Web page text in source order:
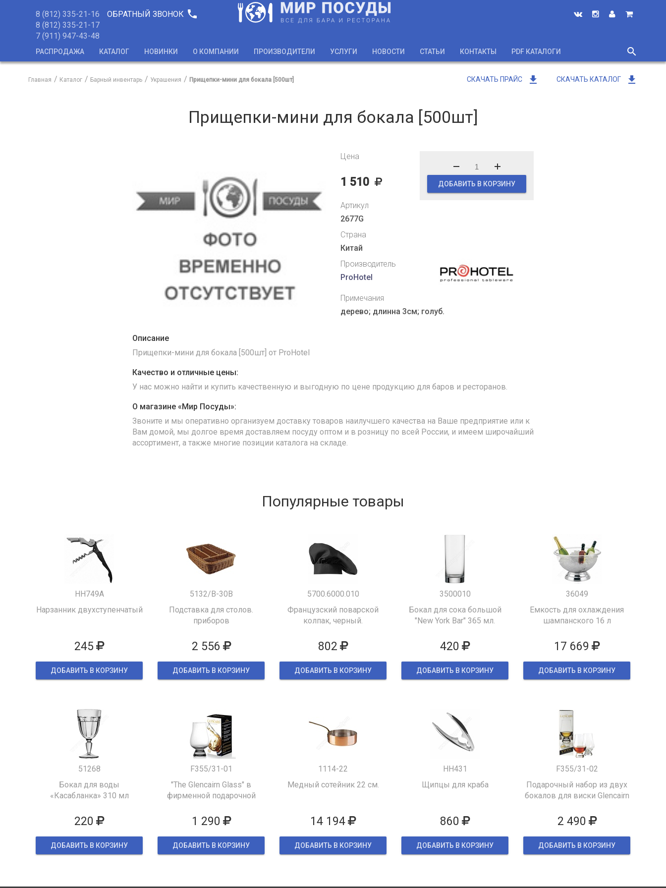
8 (812) 335-21-16
8 (812) 335-21-17
7 (911) 947-43-48
ОБРАТНЫЙ ЗВОНОК phone
РАСПРОДАЖА КАТАЛОГ НОВИНКИ О КОМПАНИИ ПРОИЗВОДИТЕЛИ УСЛУГИ НОВОСТИ СТАТЬИ КОНТАКТЫ PDF КАТАЛОГИ
search
close
СКАЧАТЬ ПРАЙС get_app СКАЧАТЬ КАТАЛОГ get_app
Главная Каталог Барный инвентарь Украшения Прищепки-мини для бокала [500шт]
Прищепки-мини для бокала [500шт]
Цена
1 510 ДОБАВИТЬ В КОРЗИНУ
Артикул
2677G
Страна
Китай
Производитель
ProHotel
Примечания
дерево; длинна 3см; голуб.
Описание
Прищепки-мини для бокала [500шт] от ProHotel
Качество и отличные цены:
У нас можно найти и купить качественную и выгодную по цене продукцию для баров и ресторанов.
О магазине «Мир Посуды»:
Звоните и мы оперативно организуем доставку товаров наилучшего качества на Ваше предприятие или к
Вам домой, мы долгое время доставляем посуду оптом и в розницу по всей России, и имеем широчайший
ассортимент, а также многие позиции каталога на складе.
Популярные товары
HH749A
Нарзанник двухступенчатый
245
ДОБАВИТЬ В КОРЗИНУ
5132/B-30B
Подставка для столов.
приборов
2 556
ДОБАВИТЬ В КОРЗИНУ
5700.6000.010
Французский поварской
колпак, черный.
802
ДОБАВИТЬ В КОРЗИНУ
3500010
Бокал для сока большой
"New York Bar" 365 мл.
420
ДОБАВИТЬ В КОРЗИНУ
36049
Емкость для охлаждения
шампанского 16 л
17 669
ДОБАВИТЬ В КОРЗИНУ
51268
Бокал для воды
«Касабланка» 310 мл
220
ДОБАВИТЬ В КОРЗИНУ
F355/31-01
"The Glencairn Glass" в
фирменной подарочной
1 290
ДОБАВИТЬ В КОРЗИНУ
1114-22
Медный сотейник 22 см.
14 194
ДОБАВИТЬ В КОРЗИНУ
HH431
Щипцы для краба
860
ДОБАВИТЬ В КОРЗИНУ
F355/31-02
Подарочный набор из двух
бокалов для виски Glencairn
2 490
ДОБАВИТЬ В КОРЗИНУ